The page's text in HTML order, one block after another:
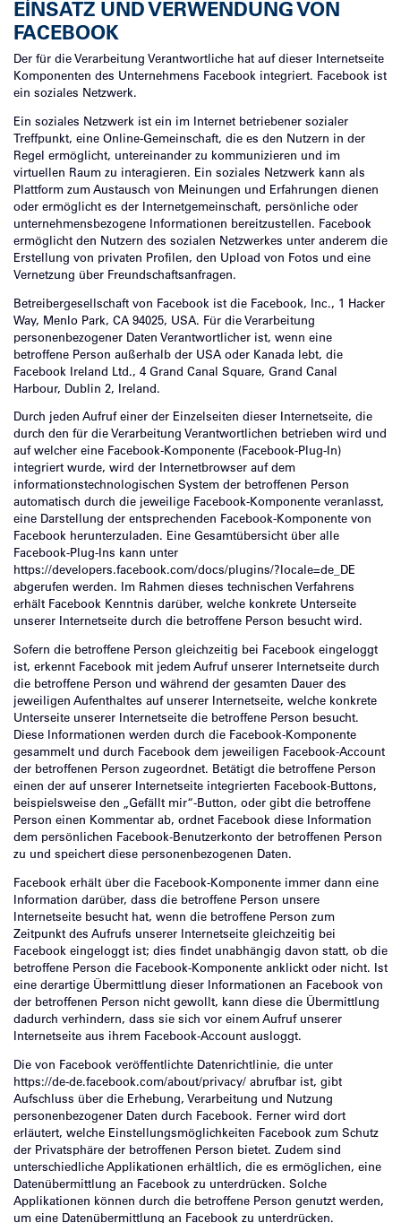
EINSATZ UND VERWENDUNG VON
FACEBOOK
Der für die Verarbeitung Verantwortliche hat auf dieser Internetseite
Komponenten des Unternehmens Facebook integriert. Facebook ist
ein soziales Netzwerk.
Ein soziales Netzwerk ist ein im Internet betriebener sozialer
Treffpunkt, eine Online-Gemeinschaft, die es den Nutzern in der
Regel ermöglicht, untereinander zu kommunizieren und im
virtuellen Raum zu interagieren. Ein soziales Netzwerk kann als
Plattform zum Austausch von Meinungen und Erfahrungen dienen
oder ermöglicht es der Internetgemeinschaft, persönliche oder
unternehmensbezogene Informationen bereitzustellen. Facebook
ermöglicht den Nutzern des sozialen Netzwerkes unter anderem die
Erstellung von privaten Profilen, den Upload von Fotos und eine
Vernetzung über Freundschaftsanfragen.
Betreibergesellschaft von Facebook ist die Facebook, Inc., 1 Hacker
Way, Menlo Park, CA 94025, USA. Für die Verarbeitung
personenbezogener Daten Verantwortlicher ist, wenn eine
betroffene Person außerhalb der USA oder Kanada lebt, die
Facebook Ireland Ltd., 4 Grand Canal Square, Grand Canal
Harbour, Dublin 2, Ireland.
Durch jeden Aufruf einer der Einzelseiten dieser Internetseite, die
durch den für die Verarbeitung Verantwortlichen betrieben wird und
auf welcher eine Facebook-Komponente (Facebook-Plug-In)
integriert wurde, wird der Internetbrowser auf dem
informationstechnologischen System der betroffenen Person
automatisch durch die jeweilige Facebook-Komponente veranlasst,
eine Darstellung der entsprechenden Facebook-Komponente von
Facebook herunterzuladen. Eine Gesamtübersicht über alle
Facebook-Plug-Ins kann unter
https://developers.facebook.com/docs/plugins/?locale=de_DE
abgerufen werden. Im Rahmen dieses technischen Verfahrens
erhält Facebook Kenntnis darüber, welche konkrete Unterseite
unserer Internetseite durch die betroffene Person besucht wird.
Sofern die betroffene Person gleichzeitig bei Facebook eingeloggt
ist, erkennt Facebook mit jedem Aufruf unserer Internetseite durch
die betroffene Person und während der gesamten Dauer des
jeweiligen Aufenthaltes auf unserer Internetseite, welche konkrete
Unterseite unserer Internetseite die betroffene Person besucht.
Diese Informationen werden durch die Facebook-Komponente
gesammelt und durch Facebook dem jeweiligen Facebook-Account
der betroffenen Person zugeordnet. Betätigt die betroffene Person
einen der auf unserer Internetseite integrierten Facebook-Buttons,
beispielsweise den „Gefällt mir“-Button, oder gibt die betroffene
Person einen Kommentar ab, ordnet Facebook diese Information
dem persönlichen Facebook-Benutzerkonto der betroffenen Person
zu und speichert diese personenbezogenen Daten.
Facebook erhält über die Facebook-Komponente immer dann eine
Information darüber, dass die betroffene Person unsere
Internetseite besucht hat, wenn die betroffene Person zum
Zeitpunkt des Aufrufs unserer Internetseite gleichzeitig bei
Facebook eingeloggt ist; dies findet unabhängig davon statt, ob die
betroffene Person die Facebook-Komponente anklickt oder nicht. Ist
eine derartige Übermittlung dieser Informationen an Facebook von
der betroffenen Person nicht gewollt, kann diese die Übermittlung
dadurch verhindern, dass sie sich vor einem Aufruf unserer
Internetseite aus ihrem Facebook-Account ausloggt.
Die von Facebook veröffentlichte Datenrichtlinie, die unter
https://de-de.facebook.com/about/privacy/ abrufbar ist, gibt
Aufschluss über die Erhebung, Verarbeitung und Nutzung
personenbezogener Daten durch Facebook. Ferner wird dort
erläutert, welche Einstellungsmöglichkeiten Facebook zum Schutz
der Privatsphäre der betroffenen Person bietet. Zudem sind
unterschiedliche Applikationen erhältlich, die es ermöglichen, eine
Datenübermittlung an Facebook zu unterdrücken. Solche
Applikationen können durch die betroffene Person genutzt werden,
um eine Datenübermittlung an Facebook zu unterdrücken.